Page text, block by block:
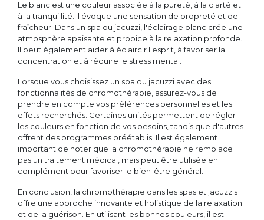
Le blanc est une couleur associée à la pureté, à la clarté et
à la tranquillité. Il évoque une sensation de propreté et de
fraîcheur. Dans un spa ou jacuzzi, l'éclairage blanc crée une
atmosphère apaisante et propice à la relaxation profonde.
Il peut également aider à éclaircir l'esprit, à favoriser la
concentration et à réduire le stress mental.
Lorsque vous choisissez un spa ou jacuzzi avec des
fonctionnalités de chromothérapie, assurez-vous de
prendre en compte vos préférences personnelles et les
effets recherchés. Certaines unités permettent de régler
les couleurs en fonction de vos besoins, tandis que d'autres
offrent des programmes préétablis. Il est également
important de noter que la chromothérapie ne remplace
pas un traitement médical, mais peut être utilisée en
complément pour favoriser le bien-être général.
En conclusion, la chromothérapie dans les spas et jacuzzis
offre une approche innovante et holistique de la relaxation
et de la guérison. En utilisant les bonnes couleurs, il est